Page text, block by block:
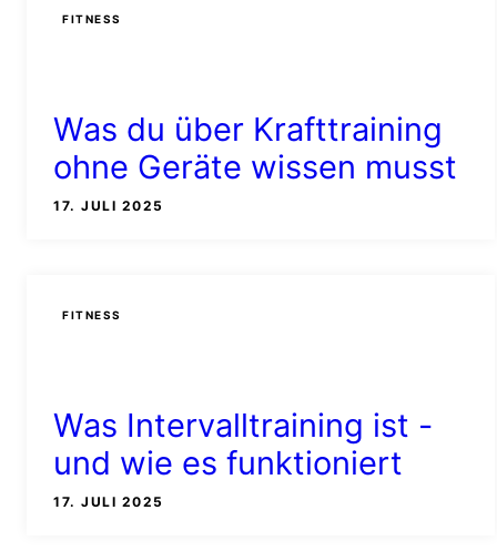
FITNESS
Was du über Krafttraining
ohne Geräte wissen musst
17. JULI 2025
FITNESS
Was Intervalltraining ist -
und wie es funktioniert
17. JULI 2025